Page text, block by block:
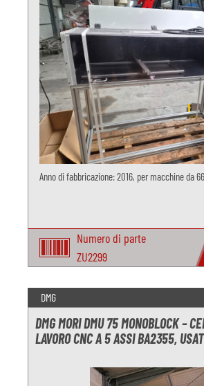
Anno di fabbricazione: 2016, per macchine da
Numero di parte
ZU2299
DMG
DMG MORI DMU 75 MONOBLOCK –
LAVORO CNC A 5 ASSI BA2355,